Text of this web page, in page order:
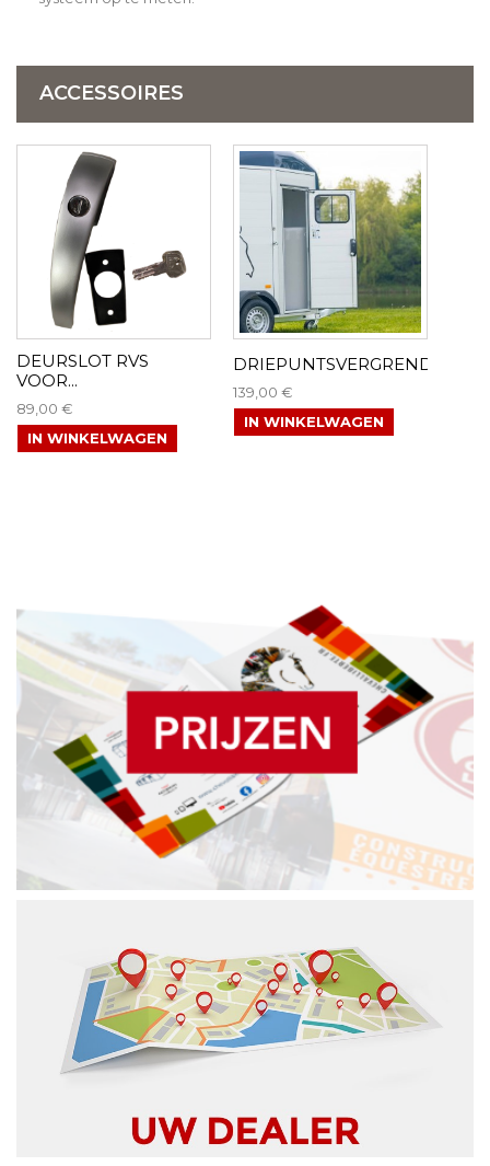
ACCESSOIRES
DEURSLOT RVS
VOOR...
89,00 €
IN WINKELWAGEN
DRIEPUNTSVERGREND...
139,00 €
IN WINKELWAGEN